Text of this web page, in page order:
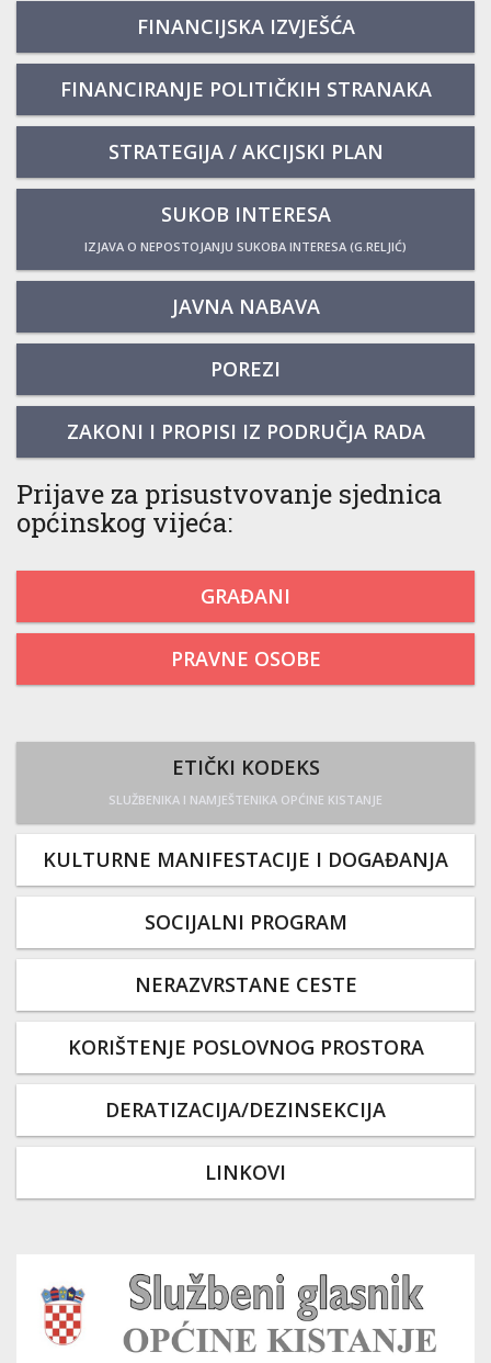
FINANCIJSKA IZVJEŠĆA
FINANCIRANJE POLITIČKIH STRANAKA
STRATEGIJA / AKCIJSKI PLAN
SUKOB INTERESA
IZJAVA O NEPOSTOJANJU SUKOBA INTERESA (G.RELJIĆ)
JAVNA NABAVA
POREZI
ZAKONI I PROPISI IZ PODRUČJA RADA
Prijave za prisustvovanje sjednica
općinskog vijeća:
GRAĐANI
PRAVNE OSOBE
ETIČKI KODEKS
SLUŽBENIKA I NAMJEŠTENIKA OPĆINE KISTANJE
KULTURNE MANIFESTACIJE I DOGAĐANJA
SOCIJALNI PROGRAM
NERAZVRSTANE CESTE
KORIŠTENJE POSLOVNOG PROSTORA
DERATIZACIJA/DEZINSEKCIJA
LINKOVI